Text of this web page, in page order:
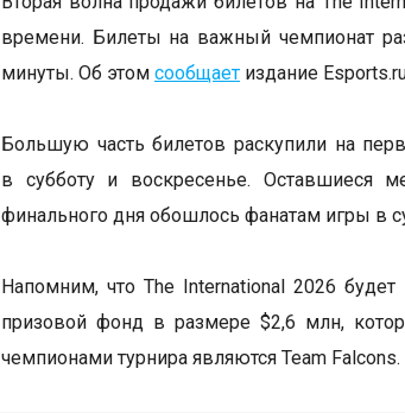
времени. Билеты на важный чемпионат
минуты. Об этом сообщает издание
Большую часть билетов раскупили на
в субботу и воскресенье. Оставшиеся
финального дня обошлось фанатам игры в
Напомним, что The International 2026
призовой фонд в размере $2,6 млн,
чемпионами турнира являются Team Falcons.